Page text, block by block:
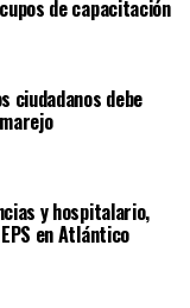
de capacitación
ciudadanos debe
y hospitalario,
en Atlántico